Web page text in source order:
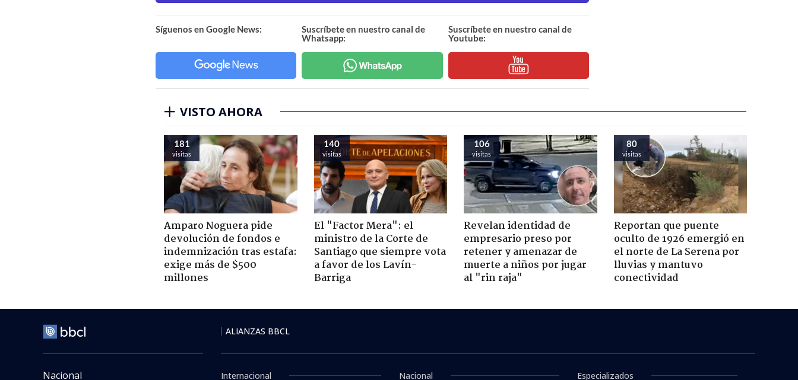
Síguenos en Google News:
Suscríbete en nuestro canal de
Whatsapp:
Suscríbete en nuestro canal de
Youtube:
VISTO AHORA
181
visitas
Amparo Noguera pide
devolución de fondos e
indemnización tras estafa:
exige más de $500
millones
142
visitas
El "Factor Mera": el
ministro de la Corte de
Santiago que siempre vota
a favor de los Lavín-
Barriga
103
visitas
Revelan identidad de
empresario preso por
retener y amenazar de
muerte a niños por jugar
al "rin raja"
81
visitas
Reportan que puente
oculto de 1926 emergió en
el norte de La Serena por
lluvias y mantuvo
conectividad
Nacional
ALIANZAS BBCL
Internacional Nacional Especializados